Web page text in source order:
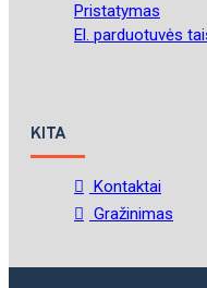
Pristatymas
El. parduotuvės
KITA
Kontaktai
Gražinimas